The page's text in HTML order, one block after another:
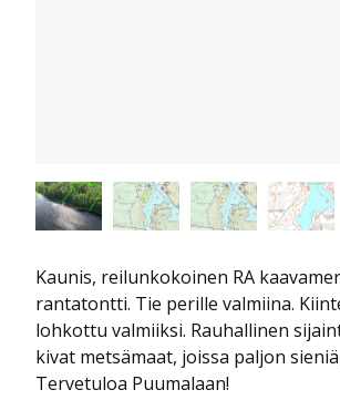
Kaunis, reilunkokoinen RA
rantatontti. Tie perille valmiina.
lohkottu valmiiksi. Rauhallinen
kivat metsämaat, joissa paljon
Tervetuloa Puumalaan!